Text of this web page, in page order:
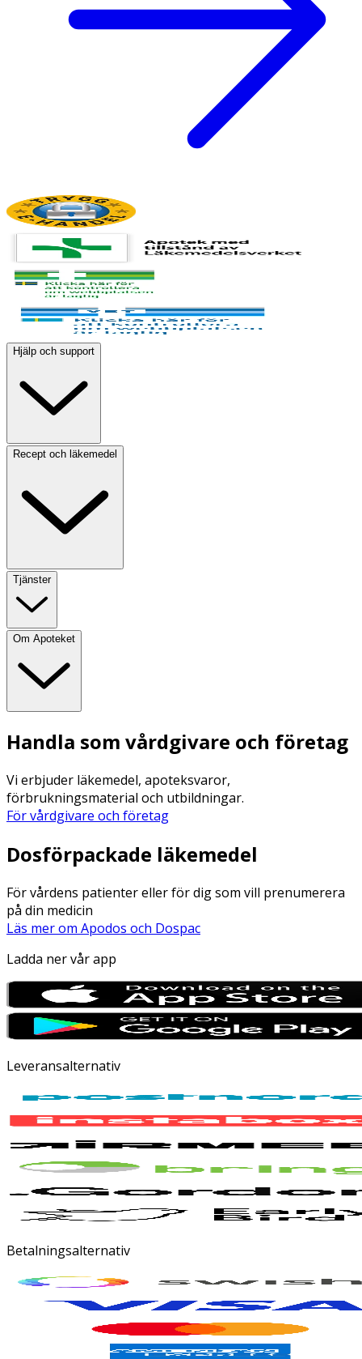
Hjälp och support
Recept och läkemedel
Tjänster
Om Apoteket
Handla som vårdgivare och företag
Vi erbjuder läkemedel, apoteksvaror,
förbrukningsmaterial och utbildningar.
För vårdgivare och företag
Dosförpackade läkemedel
För vårdens patienter eller för dig som vill prenumerera
på din medicin
Läs mer om Apodos och Dospac
Ladda ner vår app
Leveransalternativ
Betalningsalternativ